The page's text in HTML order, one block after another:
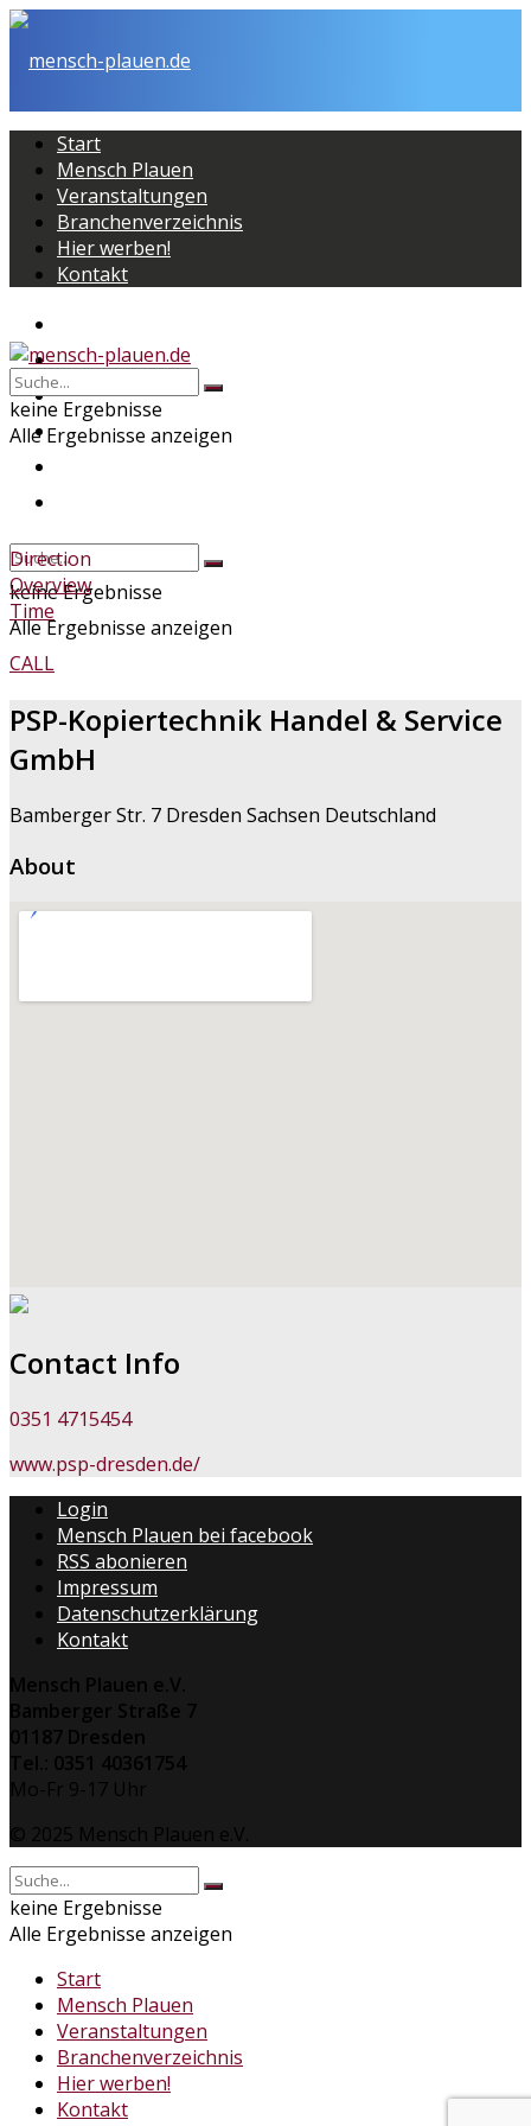
Start
Mensch Plauen
Veranstaltungen
Branchenverzeichnis
Hier werben!
Kontakt
Mensch Plauen
Veranstaltungen
Branchenverzeichnis
keine Ergebnisse
Alle Ergebnisse anzeigen
keine Ergebnisse
Alle Ergebnisse anzeigen
Direction
Overview
Time
CALL
PSP-Kopiertechnik Handel & Service
GmbH
Bamberger Str. 7 Dresden Sachsen Deutschland
About
Contact Info
0351 4715454
www.psp-dresden.de/
Login
Mensch Plauen bei facebook
RSS abonieren
Impressum
Datenschutzerklärung
Kontakt
Mensch Plauen e.V.
Bamberger Straße 7
01187 Dresden
Tel.: 0351 40361754
Mo-Fr 9-17 Uhr
© 2025 Mensch Plauen e.V.
keine Ergebnisse
Alle Ergebnisse anzeigen
Start
Mensch Plauen
Veranstaltungen
Branchenverzeichnis
Hier werben!
Kontakt